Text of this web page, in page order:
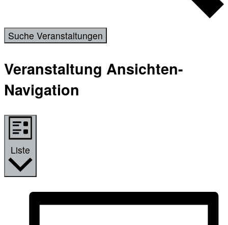
Suche Veranstaltungen
Veranstaltung Ansichten-
Navigation
Liste